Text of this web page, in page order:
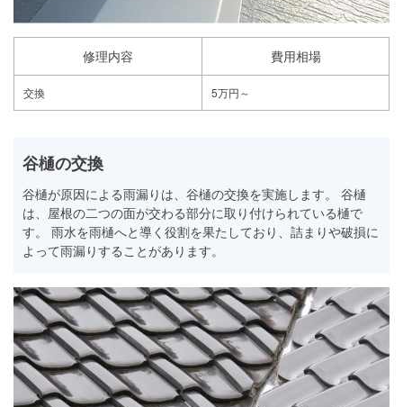
修理内容 費用相場
交換 5万円～
谷樋の交換
谷樋が原因による雨漏りは、谷樋の交換を実施します。 谷樋
は、屋根の二つの面が交わる部分に取り付けられている樋で
す。 雨水を雨樋へと導く役割を果たしており、詰まりや破損に
よって雨漏りすることがあります。